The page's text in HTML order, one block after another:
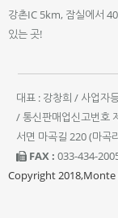
강촌IC 5km, 잠실에서
있는 곳!
대표 : 강창희 / 사업자
/ 통신판매업신고번호
서면 마곡길 220 (마곡
FAX : 033-434-
Copyright 2018,Monte